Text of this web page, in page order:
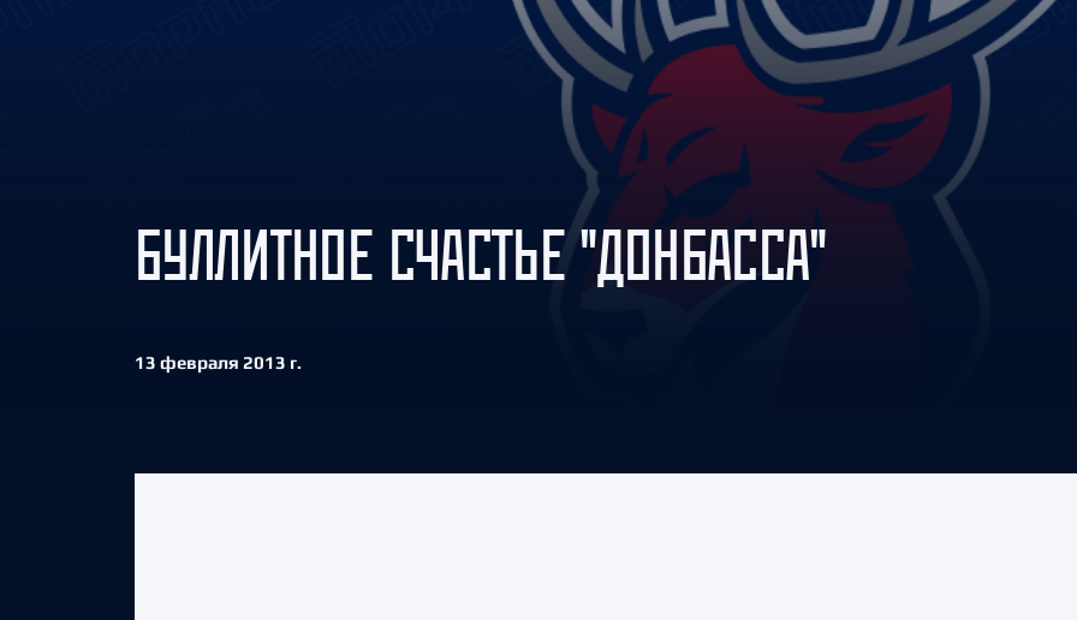
Амур
Барыс
Салават Юлаев
Сибирь
БУЛЛИТНОЕ СЧАСТЬЕ "ДОНБАССА"
13 февраля 2013 г.